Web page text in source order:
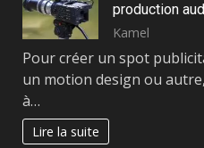
production
Kamel
Pour créer un spot
un motion design ou
à…
Lire la suite